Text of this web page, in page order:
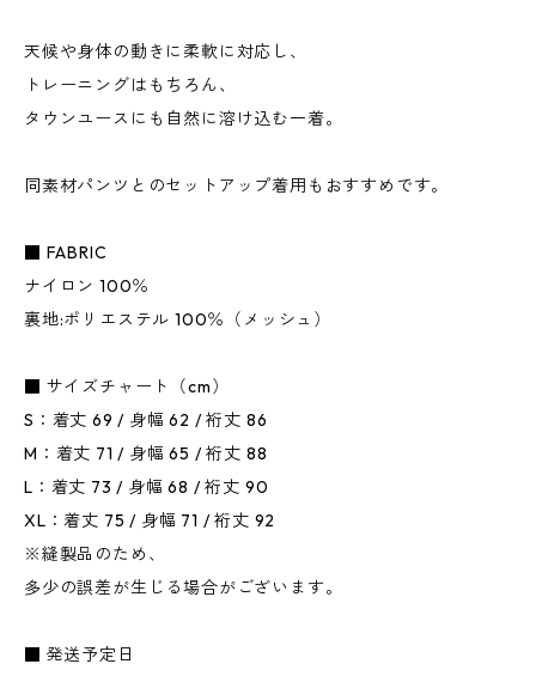
天候や身体の動きに柔軟に対応し、
トレーニングはもちろん、
タウンユースにも自然に溶け込む一着。
同素材パンツとのセットアップ着用もおすすめです。
■ FABRIC
ナイロン 100％
裏地:ポリエステル 100％（メッシュ）
■ サイズチャート（cm）
S：着丈 69 / 身幅 62 / 裄丈 86
M：着丈 71 / 身幅 65 / 裄丈 88
L：着丈 73 / 身幅 68 / 裄丈 90
XL：着丈 75 / 身幅 71 / 裄丈 92
※縫製品のため、
多少の誤差が生じる場合がございます。
■ 発送予定日